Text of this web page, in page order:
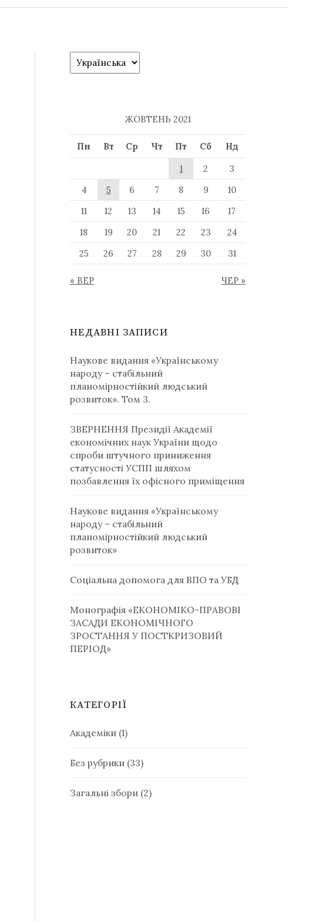
у
C
h
n
a
ЖОВТЕНЬ 2021
Пн Вт Ср Чт Пт Сб Нд
« ВЕР ЧЕР »
1 2
3
4
5 6 7 8 9
10
11
12 13 14 15 16
17
18
19 20 21 22 23
24
25
26 27 28 29 30 31
НЕДАВНІ ЗАПИСИ
Наукове видання «Українському
народу – стабільний
планомірностійкий людський
розвиток». Том 3.
ЗВЕРНЕННЯ Президії Академії
економічних наук України щодо
спроби штучного приниження
статусності УСПП шляхом
позбавлення їх офісного приміщення
Наукове видання «Українському
народу – стабільний
планомірностійкий людський
розвиток»
Соціальна допомога для ВПО та УБД ­
Монографія «ЕКОНОМІКО-ПРАВОВІ
ЗАСАДИ ЕКОНОМІЧНОГО
ЗРОСТАННЯ У ПОСТКРИЗОВИЙ
ПЕРІОД»
КАТЕГОРІЇ
Академіки (1)
Без рубрики (33)
Загальні збори (2)